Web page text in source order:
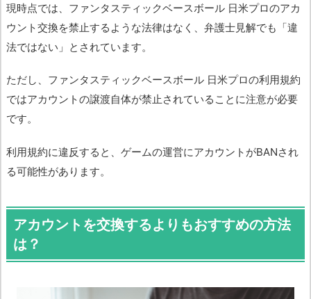
現時点では、ファンタスティックベースボール 日米プロのアカ
ウント交換を禁止するような法律はなく、弁護士見解でも「違
法ではない」とされています。
ただし、ファンタスティックベースボール 日米プロの利用規約
ではアカウントの譲渡自体が禁止されていることに注意が必要
です。
利用規約に違反すると、ゲームの運営にアカウントがBANされ
る可能性があります。
アカウントを交換するよりもおすすめの方法
は？